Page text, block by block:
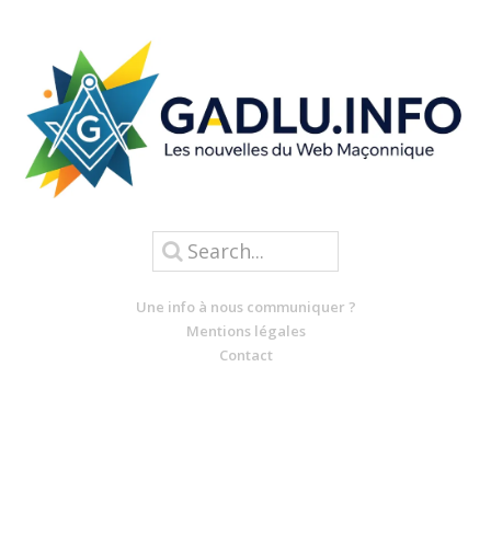
Une info à nous communiquer ?
Mentions légales
Contact